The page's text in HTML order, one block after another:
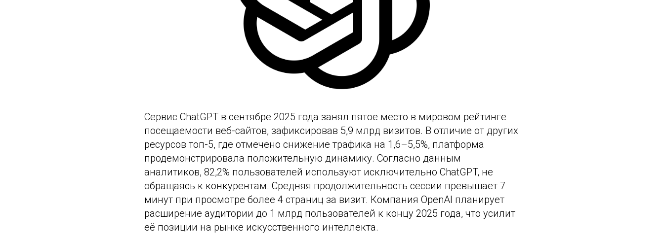
Сервис ChatGPT в сентябре 2025 года занял пятое место в мировом рейтинге
посещаемости веб-сайтов, зафиксировав 5,9 млрд визитов. В отличие от других
ресурсов топ-5, где отмечено снижение трафика на 1,6–5,5%, платформа
продемонстрировала положительную динамику. Согласно данным
аналитиков, 82,2% пользователей используют исключительно ChatGPT, не
обращаясь к конкурентам. Средняя продолжительность сессии превышает 7
минут при просмотре более 4 страниц за визит. Компания OpenAI планирует
расширение аудитории до 1 млрд пользователей к концу 2025 года, что усилит
её позиции на рынке искусственного интеллекта.